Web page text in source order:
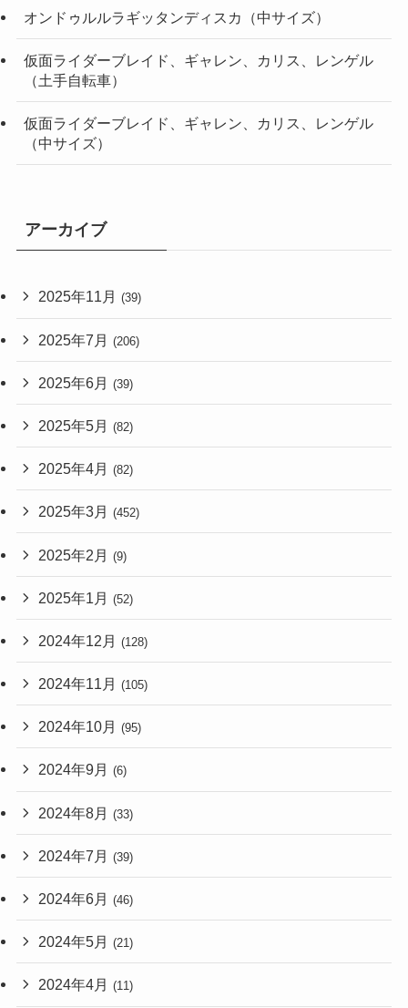
オンドゥルルラギッタンディスカ（中サイズ）
仮面ライダーブレイド、ギャレン、カリス、レンゲル
（土手自転車）
仮面ライダーブレイド、ギャレン、カリス、レンゲル
（中サイズ）
アーカイブ
2025年11月 (39)
2025年7月 (206)
2025年6月 (39)
2025年5月 (82)
2025年4月 (82)
2025年3月 (452)
2025年2月 (9)
2025年1月 (52)
2024年12月 (128)
2024年11月 (105)
2024年10月 (95)
2024年9月 (6)
2024年8月 (33)
2024年7月 (39)
2024年6月 (46)
2024年5月 (21)
2024年4月 (11)